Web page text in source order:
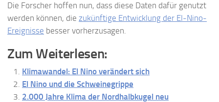
Die Forscher hoffen nun, dass diese Daten dafür genutzt
werden können, die zukünftige Entwicklung der El-Nino-
Ereignisse besser vorherzusagen.
Zum Weiterlesen:
Klimawandel: El Nino verändert sich
El Nino und die Schweinegrippe
2.000 Jahre Klima der Nordhalbkugel neu